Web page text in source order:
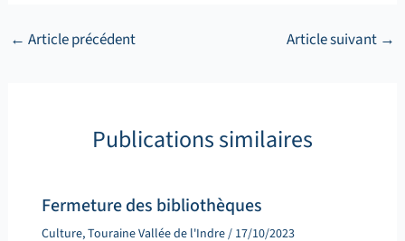
← Article précédent Article suivant →
Publications similaires
Fermeture des bibliothèques
Culture,Touraine Vallée de l'Indre/ 17/10/2023